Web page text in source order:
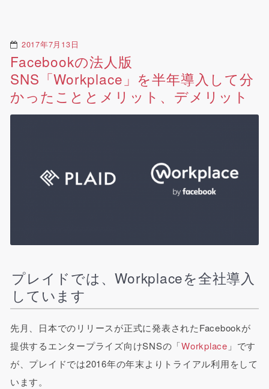
2017年7月13日
Facebookの法人版
SNS「Workplace」を半年導入して分
かったこととメリット、デメリット
プレイドでは、Workplaceを全社導入
しています
先月、日本でのリリースが正式に発表されたFacebookが
提供するエンタープライズ向けSNSの「Workplace 」です
が、プレイドでは2016年の年末よりトライアル利用をして
います。